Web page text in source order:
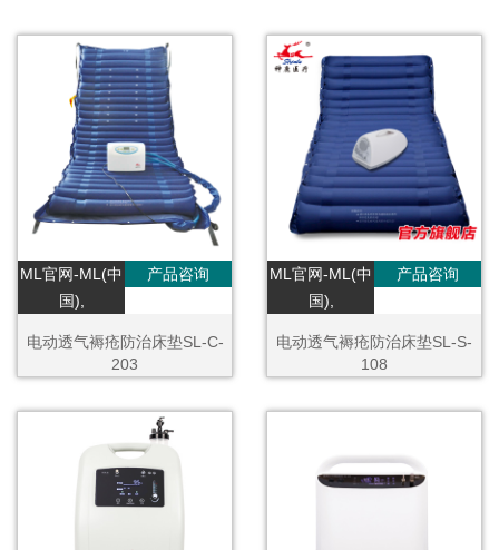
ML官网-ML(中
国),
产品咨询
电动透气褥疮防治床垫SL-C-
203
ML官网-ML(中
国),
产品咨询
电动透气褥疮防治床垫SL-S-
108